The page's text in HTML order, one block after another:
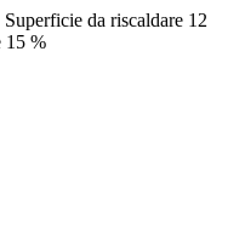
Superficie da riscaldare 12
15 %